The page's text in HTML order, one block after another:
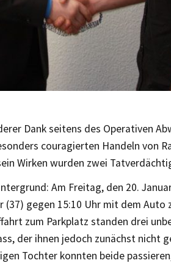
Dank seitens des Operativen
couragierten Handeln von
Wirken wurden zwei
Am Freitag, den 20.
(37) gegen 15:10 Uhr mit dem Auto
zum Parkplatz standen drei
der ihnen jedoch zunächst
Tochter konnten beide